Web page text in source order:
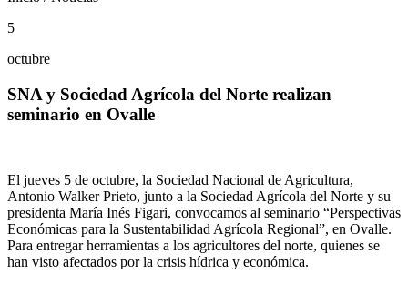
5
octubre
SNA y Sociedad Agrícola del Norte realizan
seminario en Ovalle
El jueves 5 de octubre, la Sociedad Nacional de Agricultura,
Antonio Walker Prieto, junto a la Sociedad Agrícola del Norte y su
presidenta María Inés Figari, convocamos al seminario “Perspectivas
Económicas para la Sustentabilidad Agrícola Regional”, en Ovalle.
Para entregar herramientas a los agricultores del norte, quienes se
han visto afectados por la crisis hídrica y económica.